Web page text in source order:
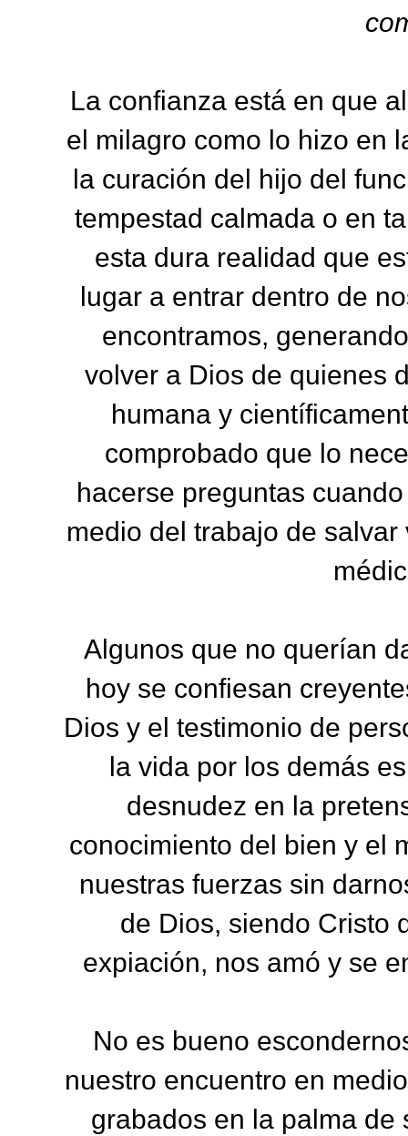
La confianza está en que
el milagro como lo hizo en
la curación del hijo del
tempestad calmada o en
esta dura realidad que
lugar a entrar dentro de
encontramos,
volver a Dios de quienes
humana y
comprobado que lo
hacerse preguntas
medio del trabajo de
Algunos que no querían
hoy se confiesan
Dios y el testimonio de
la vida por los demás
desnudez en la
conocimiento del bien y el
nuestras fuerzas sin
de Dios, siendo Cristo
expiación, nos amó y se
No es bueno
nuestro encuentro en
grabados en la palma de